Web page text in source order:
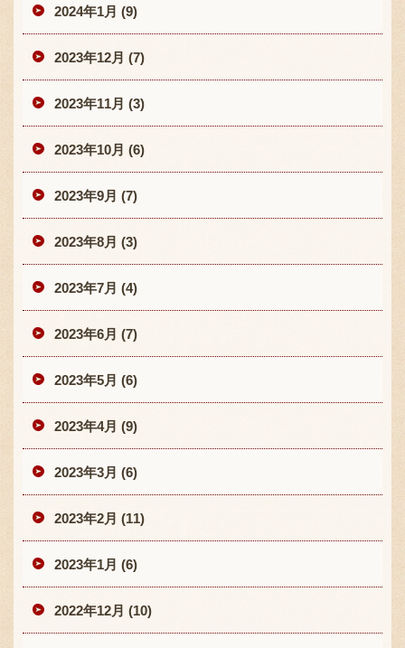
2024年1月 (9)
2023年12月 (7)
2023年11月 (3)
2023年10月 (6)
2023年9月 (7)
2023年8月 (3)
2023年7月 (4)
2023年6月 (7)
2023年5月 (6)
2023年4月 (9)
2023年3月 (6)
2023年2月 (11)
2023年1月 (6)
2022年12月 (10)